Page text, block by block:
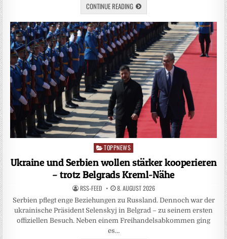
CONTINUE READING
Posted
TOPPNEWS
Ukraine und Serbien wollen stärker kooperieren
– trotz Belgrads Kreml-Nähe
RSS-FEED 8. AUGUST 2026
Serbien pflegt enge Beziehungen zu Russland. Dennoch war der
ukrainische Präsident Selenskyj in Belgrad – zu seinem ersten
offiziellen Besuch. Neben einem Freihandelsabkommen ging
es…